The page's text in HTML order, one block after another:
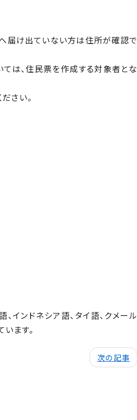
届け出ていない方は住所が確認で
は、住民票を作成する対象者とな
さい。
インドネシア語、タイ語、クメール
ます。
次の記事